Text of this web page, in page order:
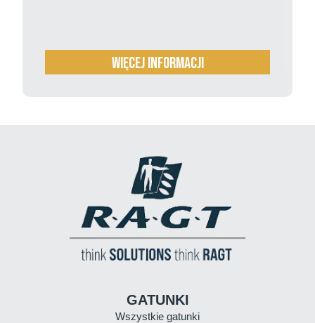
więcej informacji
GATUNKI
Wszystkie gatunki